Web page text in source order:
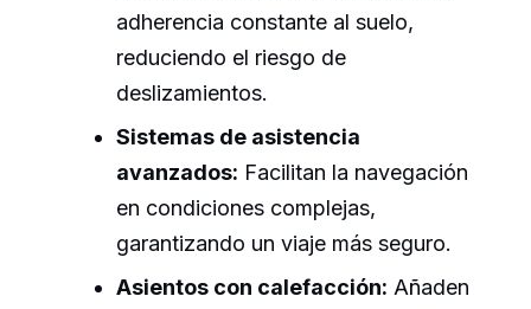
adherencia constante al suelo,
reduciendo el riesgo de
deslizamientos.
Sistemas de asistencia
avanzados: Facilitan la navegación
en condiciones complejas,
garantizando un viaje más seguro.
Asientos con calefacción: Añaden